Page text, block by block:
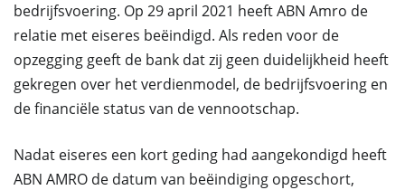
bedrijfsvoering. Op 29 april 2021 heeft ABN Amro de
relatie met eiseres beëindigd. Als reden voor de
opzegging geeft de bank dat zij geen duidelijkheid heeft
gekregen over het verdienmodel, de bedrijfsvoering en
de financiële status van de vennootschap.
Nadat eiseres een kort geding had aangekondigd heeft
ABN AMRO de datum van beëindiging opgeschort,